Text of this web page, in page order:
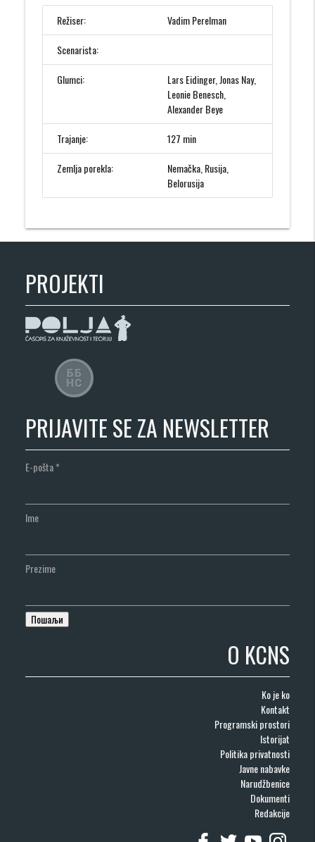
Režiser:
Vadim Perelman
Scenarista:
Glumci:
Lars Eidinger, Jonas Nay,
Leonie Benesch,
Alexander Beye
Trajanje:
127 min
Zemlja porekla:
Nemačka, Rusija,
Belorusija
PROJEKTI
PRIJAVITE SE ZA NEWSLETTER
E-pošta*
Ime
Prezime
O KCNS
Ko je ko
Kontakt
Programski prostori
Istorijat
Politika privatnosti
Javne nabavke
Narudžbenice
Dokumenti
Redakcije